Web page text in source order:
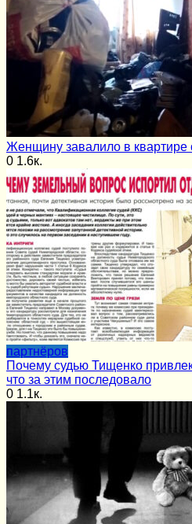
Женщину завалило в
0 1.6к.
партнёров
Почему судью Тищенко
что за этим последовало
0 1.1к.